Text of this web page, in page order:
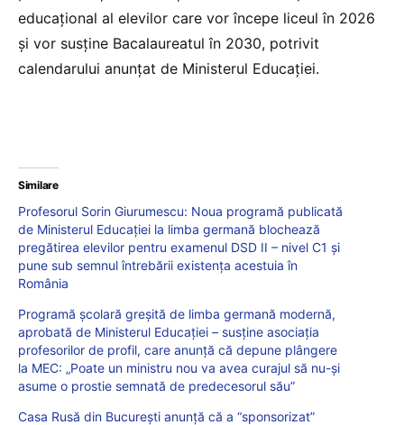
educațional al elevilor care vor începe liceul în 2026
și vor susține Bacalaureatul în 2030, potrivit
calendarului anunțat de Ministerul Educației.
Similare
Profesorul Sorin Giurumescu: Noua programă publicată
de Ministerul Educației la limba germană blochează
pregătirea elevilor pentru examenul DSD II – nivel C1 și
pune sub semnul întrebării existența acestuia în
România
Programă școlară greșită de limba germană modernă,
aprobată de Ministerul Educației – susține asociația
profesorilor de profil, care anunță că depune plângere
la MEC: „Poate un ministru nou va avea curajul să nu-și
asume o prostie semnată de predecesorul său”
Casa Rusă din București anunță că a “sponsorizat”